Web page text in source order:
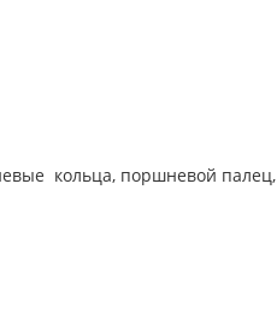
кольца, поршневой